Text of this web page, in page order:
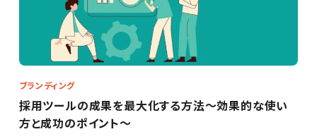
ブランディング
採用ツールの成果を最大化する方法～効果的な使い
方と成功のポイント～